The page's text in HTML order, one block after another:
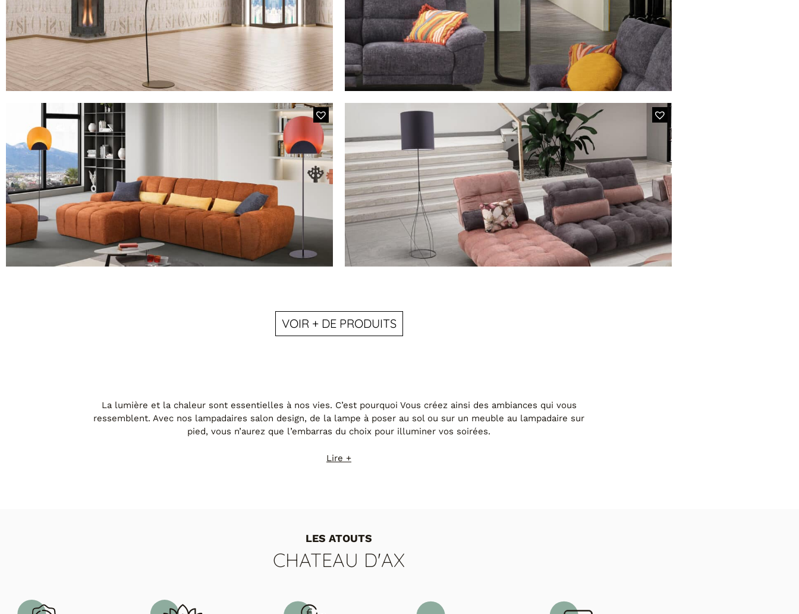
MODÈLE FLAM&LUCE MYTIL
Lampadaire en Métal Minimaliste
MODÈLE BUMP
VOIR + DE PRODUITS
La lumière et la chaleur sont essentielles à nos vies. C’est pourquoi Vous créez ainsi des ambiances qui vous
ressemblent. Avec nos lampadaires salon design, de la lampe à poser au sol ou sur un meuble au lampadaire sur
pied, vous n’aurez que l’embarras du choix pour illuminer vos soirées.
Lire +
LES ATOUTS
CHATEAU D'AX